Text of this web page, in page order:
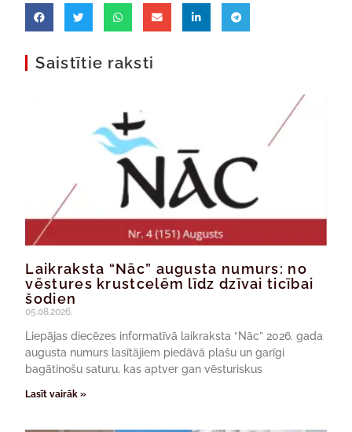
Saistītie raksti
Laikraksta “Nāc” augusta numurs: no
vēstures krustcelēm līdz dzīvai ticībai
šodien
05.08.2026.
Liepājas diecēzes informatīvā laikraksta “Nāc” 2026. gada
augusta numurs lasītājiem piedāvā plašu un garīgi
bagātinošu saturu, kas aptver gan vēsturiskus
Lasīt vairāk »